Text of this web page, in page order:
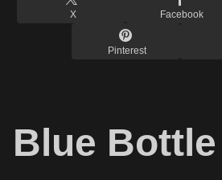
X Facebook
Pinterest
Blue